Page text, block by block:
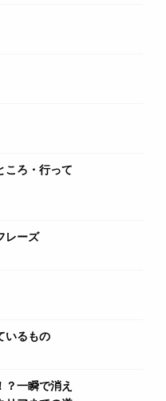
ころ・行って
レーズ
いるもの
一瞬で消え